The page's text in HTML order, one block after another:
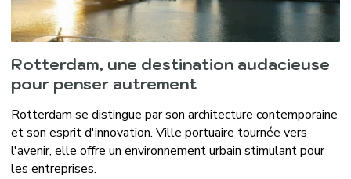
Rotterdam, une destination audacieuse
pour penser autrement
Rotterdam se distingue par son architecture contemporaine
et son esprit d'innovation. Ville portuaire tournée vers
l'avenir, elle offre un environnement urbain stimulant pour
les entreprises.